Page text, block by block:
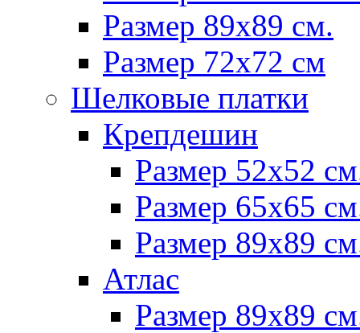
Размер 89х89 см.
Размер 72x72 см
Шелковые платки
Крепдешин
Размер 52х52
Размер 65х65
Размер 89х89
Атлас
Размер 89х89